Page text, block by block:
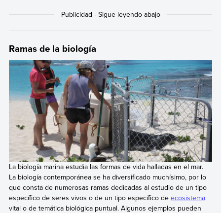
Ramas de la biología
La biología marina estudia las formas de vida halladas en el mar.
La biología contemporánea se ha diversificado muchísimo, por lo
que consta de numerosas ramas dedicadas al estudio de un tipo
específico de seres vivos o de un tipo específico de ecosistema
vital o de temática biológica puntual. Algunos ejemplos pueden